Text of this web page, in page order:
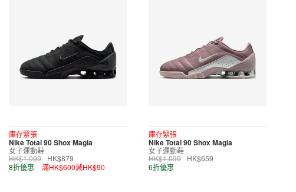
庫存緊張
Nike Total 90 Shox Magia
女子運動鞋
HK$1,099 HK$879
8折優惠 滿HK$600減HK$90
庫存緊張
Nike Total 90 Shox Magia
女子運動鞋
HK$1,099 HK$659
6折優惠